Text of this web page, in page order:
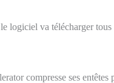
logiciel va télécharger
compresse ses